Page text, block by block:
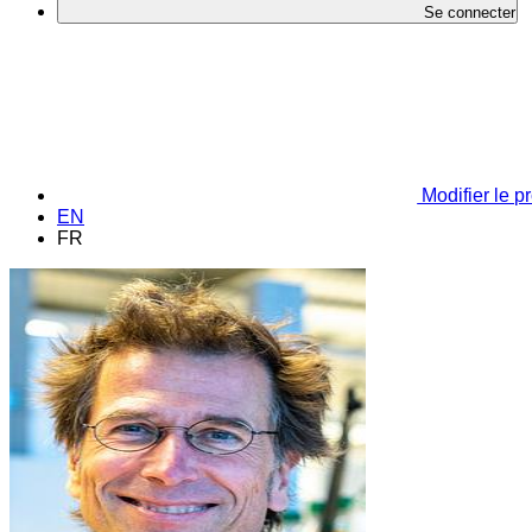
Se connecter
Modifier le
EN
FR